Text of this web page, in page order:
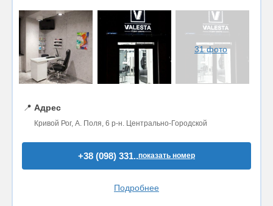
31 фото
📍 Адрес
Кривой Рог, А. Поля, 6 р-н. Центрально-Городской
+38 (098) 331..показать номер
Подробнее